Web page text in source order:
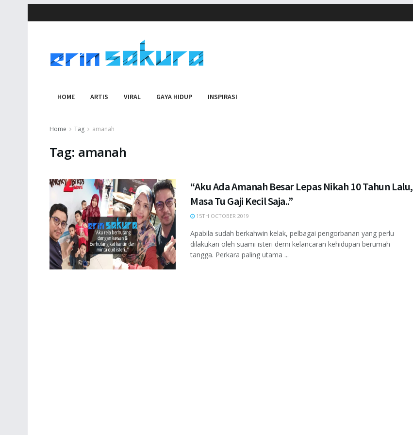
HOME ARTIS VIRAL GAYA HIDUP INSPIRASI
Home Tag amanah
Tag: amanah
“Aku Ada Amanah Besar Lepas Nikah 10 Tahun Lalu,
Masa Tu Gaji Kecil Saja..”
15TH OCTOBER 2019
Apabila sudah berkahwin kelak, pelbagai pengorbanan yang perlu
dilakukan oleh suami isteri demi kelancaran kehidupan berumah
tangga. Perkara paling utama ...